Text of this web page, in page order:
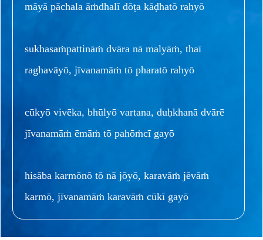
māyā pāchala āṁdhalī dōṭa kāḍhatō rahyō
sukhasaṁpattināṁ dvāra nā malyāṁ, thaī
raghavāyō, jīvanamāṁ tō pharatō rahyō
cūkyō vivēka, bhūlyō vartana, duḥkhanā dvārē
jīvanamāṁ ēmāṁ tō pahōṁcī gayō
hisāba karmōnō tō nā jōyō, karavāṁ jēvāṁ
karmō, jīvanamāṁ karavāṁ cūkī gayō